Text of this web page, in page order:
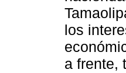
los
a frente,